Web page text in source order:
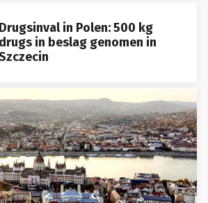
Drugsinval in Polen: 500 kg
drugs in beslag genomen in